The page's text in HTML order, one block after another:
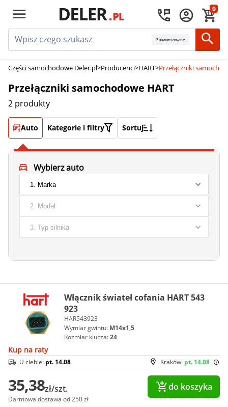
0
Zaawansowane
Części samochodowe Deler.pl>Producenci>HART>Przełączniki
Przełączniki samochodowe HART
2 produkty
Auto Kategorie i filtry Sortuj
Wybierz auto
Włącznik świateł cofania HART 543
923
HAR543923
Wymiar gwintu: M14x1,5
Rozmiar klucza:24
Kup na raty
Kraków: pt. 14.08
U ciebie: pt. 14.08
35,38zł/szt.
Darmowa dostawa od 250 zł
do koszyka